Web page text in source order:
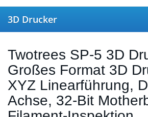
Skip to main content
3D Drucker
Twotrees SP-5 3D
Großes Format 3D
XYZ Linearführung,
Achse, 32-Bit